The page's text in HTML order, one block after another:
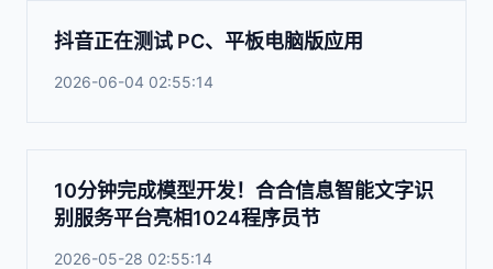
抖音正在测试 PC、平板电脑版应用
2026-06-04 02:55:14
10分钟完成模型开发！合合信息智能文字识
别服务平台亮相1024程序员节
2026-05-28 02:55:14